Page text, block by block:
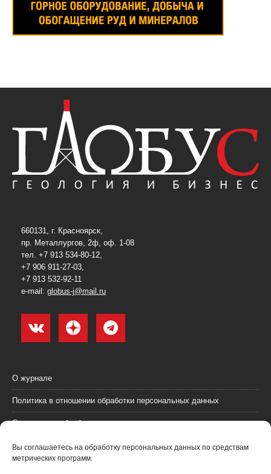
Вы соглашаетесь на обработку персональных данных по средствам
метрических программ.
660131, г. Красноярск,
пр. Металлургов, 2ф, оф. 1-08
тел. +7 913 534-80-12,
+7 906 911-27-03,
+7 913 532-92-11
e-mail: globus-j@mail.ru
О журнале
Политика в отношении обработки персональных данных
Согласие на обработку персональных данных
Пользовательское соглашение (оферта)